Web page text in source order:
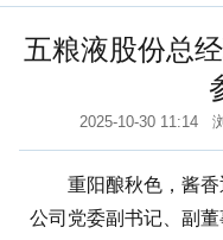
五粮液股份总
2025-10-30 11:14
重阳酿秋色，酱香
公司党委副书记、副